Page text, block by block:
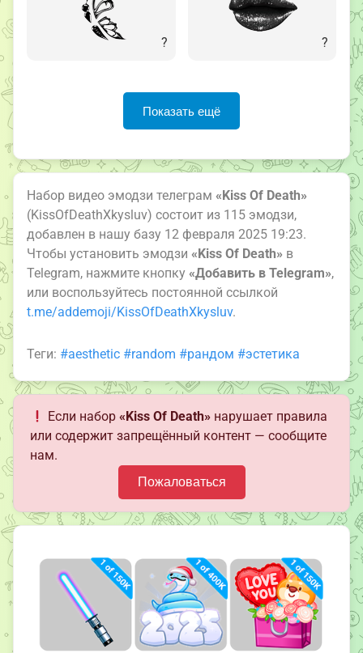
? ?
Показать ещё
Набор видео эмодзи телеграм «Kiss Of Death»
(KissOfDeathXkysluv) состоит из 115 эмодзи,
добавлен в нашу базу 12 февраля 2025 19:23.
Чтобы установить эмодзи «Kiss Of Death» в
Telegram, нажмите кнопку «Добавить в Telegram»,
или воспользуйтесь постоянной ссылкой
t.me/addemoji/KissOfDeathXkysluv.
Теги: #aesthetic #random #рандом #эстетика
Если набор«Kiss Of Death» нарушает правила
или содержит запрещённый контент — сообщите
нам.
Пожаловаться